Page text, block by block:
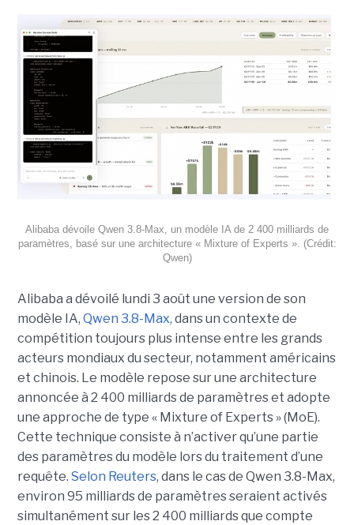
Alibaba dévoile Qwen 3.8-Max, un modèle IA de 2 400 milliards de
paramètres, basé sur une architecture « Mixture of Experts ». (Crédit:
Qwen)
Alibaba a dévoilé lundi 3 août une version de son
modèle IA, Qwen 3.8-Max, dans un contexte de
compétition toujours plus intense entre les grands
acteurs mondiaux du secteur, notamment américains
et chinois. Le modèle repose sur une architecture
annoncée à 2 400 milliards de paramètres et adopte
une approche de type « Mixture of Experts » (MoE).
Cette technique consiste à n’activer qu’une partie
des paramètres du modèle lors du traitement d’une
requête. Selon Reuters, dans le cas de Qwen 3.8-Max,
environ 95 milliards de paramètres seraient activés
simultanément sur les 2 400 milliards que compte